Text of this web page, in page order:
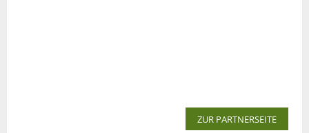
ZUR PARTNERSEITE